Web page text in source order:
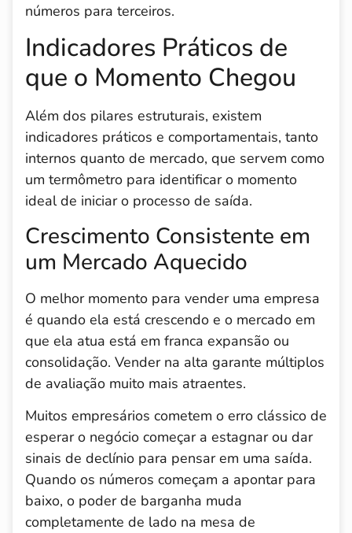
números para terceiros.
Indicadores Práticos de
que o Momento Chegou
Além dos pilares estruturais, existem
indicadores práticos e comportamentais, tanto
internos quanto de mercado, que servem como
um termômetro para identificar o momento
ideal de iniciar o processo de saída.
Crescimento Consistente em
um Mercado Aquecido
O melhor momento para vender uma empresa
é quando ela está crescendo e o mercado em
que ela atua está em franca expansão ou
consolidação. Vender na alta garante múltiplos
de avaliação muito mais atraentes.
Muitos empresários cometem o erro clássico de
esperar o negócio começar a estagnar ou dar
sinais de declínio para pensar em uma saída.
Quando os números começam a apontar para
baixo, o poder de barganha muda
completamente de lado na mesa de